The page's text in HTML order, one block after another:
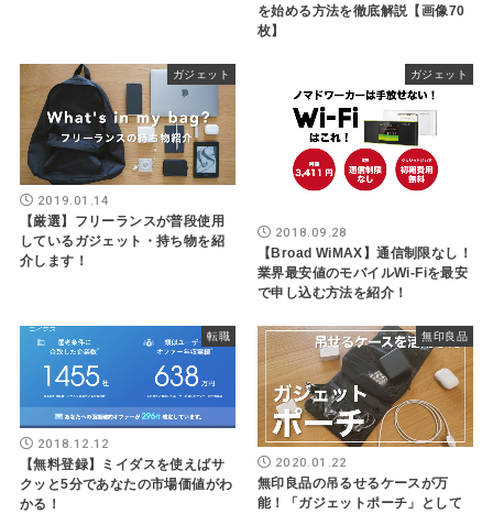
を始める方法を徹底解説【画像70
枚】
ガジェット
2019.01.14
【厳選】フリーランスが普段使用
しているガジェット・持ち物を紹
介します！
ガジェット
2018.09.28
【Broad WiMAX】通信制限なし！
業界最安値のモバイルWi-Fiを最安
で申し込む方法を紹介！
転職
2018.12.12
【無料登録】ミイダスを使えばサ
クッと5分であなたの市場価値がわ
かる！
無印良品
2020.01.22
無印良品の吊るせるケースが万
能！「ガジェットポーチ」として